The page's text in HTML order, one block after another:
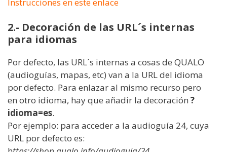
2.- Decoración de las URL´s internas
para idiomas
Por defecto, las URL´s internas a cosas de QUALO
(audioguías, mapas, etc) van a la URL del idioma
por defecto. Para enlazar al mismo recurso pero
en otro idioma, hay que añadir la decoración ?
idioma=es.
Por ejemplo: para acceder a la audioguía 24, cuya
URL por defecto es: